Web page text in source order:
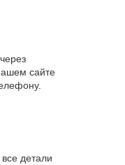
сайте
детали